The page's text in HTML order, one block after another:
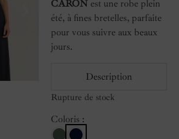
CARON est une robe plein
été, à fines bretelles, parfaite
pour vous suivre aux beaux
jours.
Description
Rupture de stock
Coloris :